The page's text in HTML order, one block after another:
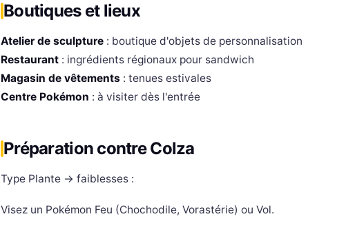
Boutiques et lieux
Atelier de sculpture : boutique d'objets de personnalisation
Restaurant : ingrédients régionaux pour sandwich
Magasin de vêtements : tenues estivales
Centre Pokémon : à visiter dès l'entrée
Préparation contre Colza
Type Plante → faiblesses :
Visez un Pokémon Feu (Chochodile, Vorastérie) ou Vol.